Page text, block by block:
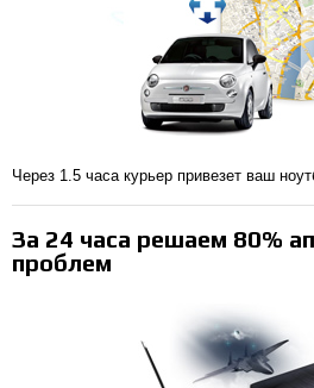
Через 1.5 часа курьер привезет ваш
За 24 часа решаем 80%
проблем